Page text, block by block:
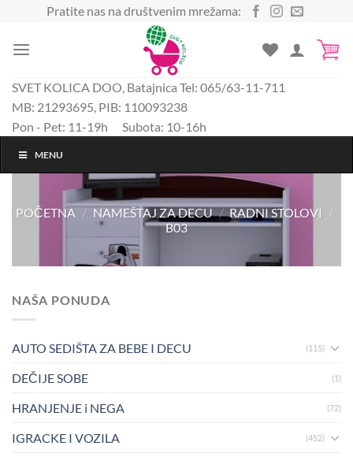
sadržaj
Pratite nas na društvenim mrežama:
SVET KOLICA DOO, Batajnica Tel: 065/63-11-711
MB: 21293695, PIB: 110093238
Pon - Pet: 11-19h Subota: 10-16h
MENU
POČETNA / NAMEŠTAJ ZA DECU / RADNI STOLOVI
/
B03
NAŠA PONUDA
AUTO SEDIŠTA ZA BEBE I DECU (115)
DEČIJE SOBE (1)
HRANJENJE i NEGA (72)
IGRACKE I VOZILA (452)